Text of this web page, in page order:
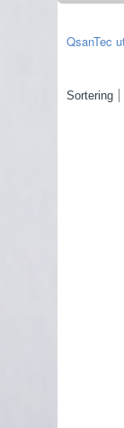
Sortering